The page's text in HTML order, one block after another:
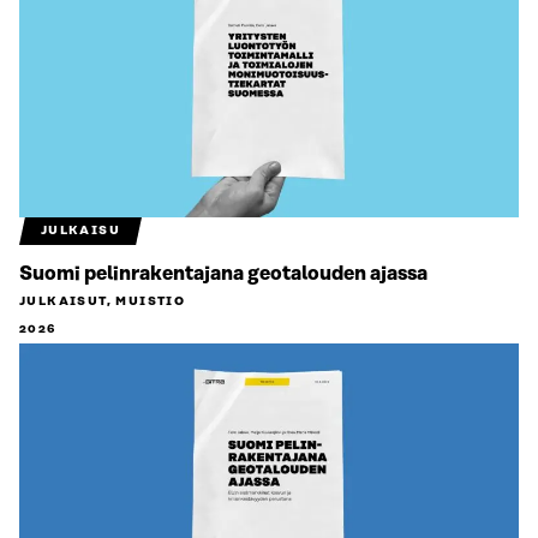
JULKAISU
Suomi pelinrakentajana geotalouden ajassa
JULKAISUT, MUISTIO
2026